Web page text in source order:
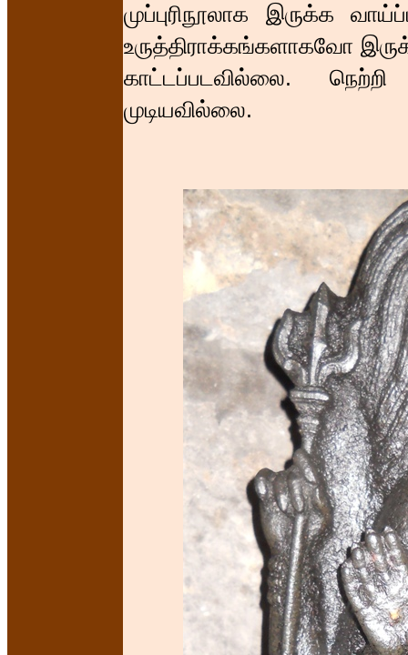
முப்புரிநூலாக இருக்க
உருத்திராக்கங்களாகவோ
காட்டப்படவில்லை.
முடியவில்லை.